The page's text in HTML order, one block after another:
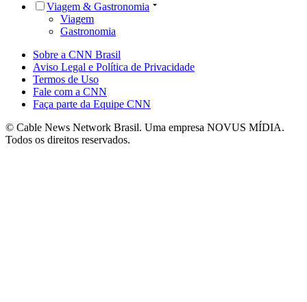
Viagem & Gastronomia
Viagem
Gastronomia
Sobre a CNN Brasil
Aviso Legal e Política de Privacidade
Termos de Uso
Fale com a CNN
Faça parte da Equipe CNN
© Cable News Network Brasil. Uma empresa NOVUS MÍDIA.
Todos os direitos reservados.